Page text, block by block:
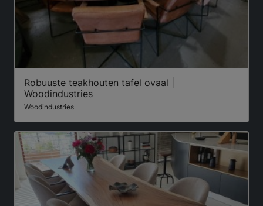
Robuuste teakhouten tafel ovaal |
Woodindustries
Woodindustries